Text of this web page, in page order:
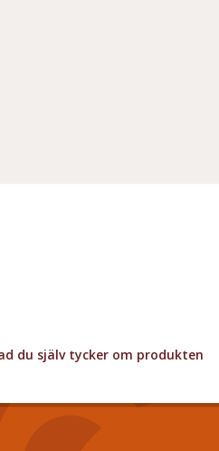
du själv tycker om produkten